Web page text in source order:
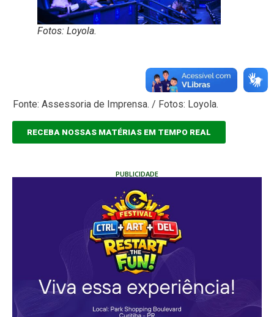
Fotos: Loyola.
Fonte: Assessoria de Imprensa. / Fotos: Loyola.
RECEBA NOSSAS MATÉRIAS EM TEMPO REAL
PUBLICIDADE